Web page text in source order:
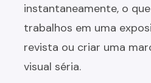
instantaneamente, o
trabalhos em uma
revista ou criar uma
visual séria.